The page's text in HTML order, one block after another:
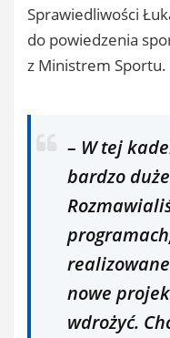
Sprawiedliwości
do powiedzenia
z Ministrem Sportu.
– W tej
bardzo
nowe
wdrożyć.